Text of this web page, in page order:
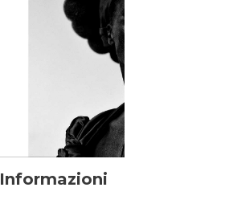
Informazioni